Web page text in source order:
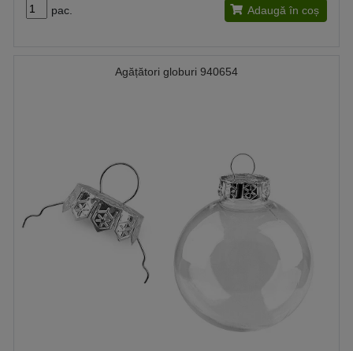
pac. Adaugă în coș
Agățători globuri 940654